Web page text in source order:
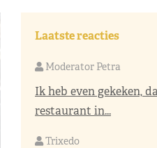
Laatste reacties
Moderator Petra
Ik heb even gekeken,
restaurant in...
Trixedo